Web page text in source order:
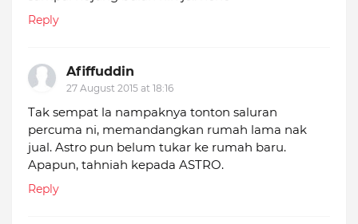
Reply
Afiffuddin
27 August 2015 at 18:16
Tak sempat la nampaknya tonton saluran
percuma ni, memandangkan rumah lama nak
jual. Astro pun belum tukar ke rumah baru.
Apapun, tahniah kepada ASTRO.
Reply